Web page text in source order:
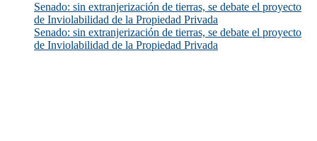
Senado: sin extranjerización de tierras, se debate el proyecto
de Inviolabilidad de la Propiedad Privada
Senado: sin extranjerización de tierras, se debate el proyecto
de Inviolabilidad de la Propiedad Privada